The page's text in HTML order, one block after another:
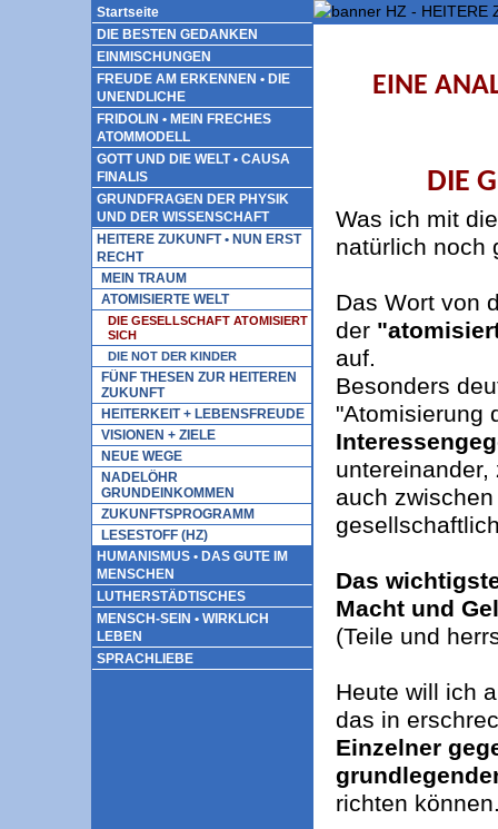
Startseite
DIE BESTEN GEDANKEN
EINMISCHUNGEN
FREUDE AM ERKENNEN • DIE
UNENDLICHE
FRIDOLIN • MEIN FRECHES
ATOMMODELL
GOTT UND DIE WELT • CAUSA
FINALIS
GRUNDFRAGEN DER PHYSIK
UND DER WISSENSCHAFT
HEITERE ZUKUNFT • NUN ERST
RECHT
MEIN TRAUM
ATOMISIERTE WELT
DIE GESELLSCHAFT ATOMISIERT
SICH
DIE NOT DER KINDER
FÜNF THESEN ZUR HEITEREN
ZUKUNFT
HEITERKEIT + LEBENSFREUDE
VISIONEN + ZIELE
NEUE WEGE
NADELÖHR
GRUNDEINKOMMEN
ZUKUNFTSPROGRAMM
LESESTOFF (HZ)
HUMANISMUS • DAS GUTE IM
MENSCHEN
LUTHERSTÄDTISCHES
MENSCH-SEIN • WIRKLICH
LEBEN
SPRACHLIEBE
EINE
DIE
Was ich mit
natürlich noch
Das Wort von
der
auf.
Besonders
"Atomisierung
auch
Das
Macht und
(Teile und
Heute will ich
das in
Einzelner
richten